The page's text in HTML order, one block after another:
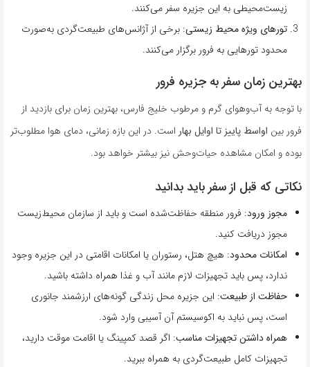
زیست‌محیطی به این جزیره سفر می‌کنند.
تورهای ویژه محیط زیستی: برخی از آژانس‌های طبیعت‌گردی به‌صورت
محدود تورهایی به فرور برگزار می‌کنند.
بهترین زمان سفر به جزیره فرور
با توجه به آب‌وهوای گرم و مرطوب خلیج فارس، بهترین زمان برای بازدید از
فرور بین اواسط پاییز تا اوایل بهار است. در این بازه زمانی، دمای هوا مطلوب‌تر
بوده و امکان مشاهده حیات‌وحش نیز بیشتر خواهد بود.
نکاتی که قبل از سفر باید بدانید
مجوز ورود: فرور منطقه حفاظت‌شده است و باید از سازمان محیط‌زیست
مجوز دریافت کنید.
امکانات محدود: هیچ هتل، رستوران یا امکانات اقامتی در این جزیره وجود
ندارد، پس باید تجهیزات لازم مانند آب و غذا همراه داشته باشید.
حفاظت از طبیعت: این جزیره محل زندگی گونه‌های ارزشمند جانوری
است، پس نباید به اکوسیستم آن آسیبی وارد شود.
همراه داشتن تجهیزات مناسب: اگر قصد کمپینگ یا اقامت موقت دارید،
تجهیزات کامل طبیعت‌گردی به همراه ببرید.